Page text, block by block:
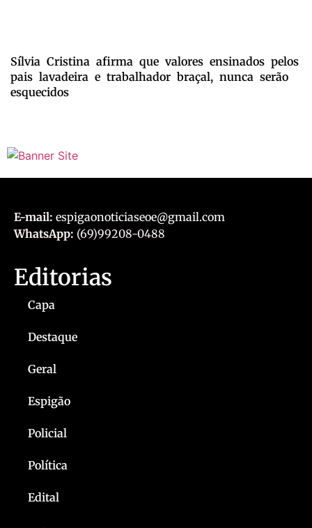
Sílvia Cristina afirma que valores ensinados pelos
pais lavadeira e trabalhador braçal, nunca serão
esquecidos
E-mail: espigaonoticiaseoe@gmail.com
WhatsApp: (69)99208-0488
Editorias
Capa
Destaque
Geral
Espigão
Policial
Política
Edital